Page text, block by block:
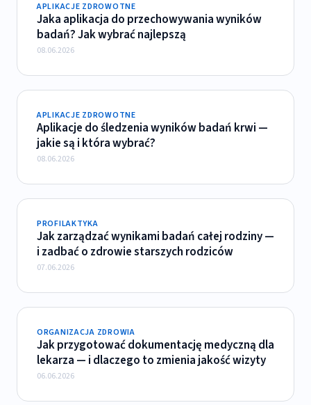
APLIKACJE ZDROWOTNE
Jaka aplikacja do przechowywania wyników
badań? Jak wybrać najlepszą
08.06.2026
APLIKACJE ZDROWOTNE
Aplikacje do śledzenia wyników badań krwi —
jakie są i która wybrać?
08.06.2026
PROFILAKTYKA
Jak zarządzać wynikami badań całej rodziny —
i zadbać o zdrowie starszych rodziców
07.06.2026
ORGANIZACJA ZDROWIA
Jak przygotować dokumentację medyczną dla
lekarza — i dlaczego to zmienia jakość wizyty
06.06.2026